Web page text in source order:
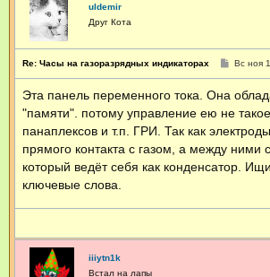
uldemir
Друг Кота
Re: Часы на газоразрядных индикаторах
С
б
е
и
е
Вс ноя
Эта панель переменного тока. Она
"памяти". потому управление ею не
панаплексов и т.п. ГРИ. Так как
прямого контакта с газом, а между ними
который ведёт себя как конденсатор.
ключевые слова.
iiiytn1k
Встал на лапы